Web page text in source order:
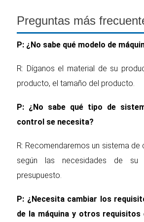
Preguntas más
P: ¿No sabe qué modelo de
R: Díganos el material de su
producto, el tamaño del producto.
P: ¿No sabe qué tipo de
control se necesita?
R: Recomendaremos un sistema
según las necesidades de
presupuesto.
P: ¿Necesita cambiar los
de la máquina y otros requisitos